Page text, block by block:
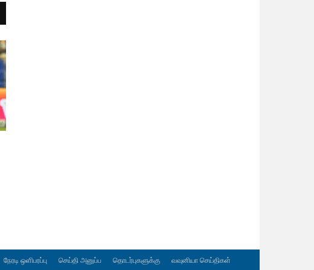
நேரடி ஒளிபரப்பு செய்தி அனுப்ப தொடர்புகளுக்கு வவுனியா செய்திகள்